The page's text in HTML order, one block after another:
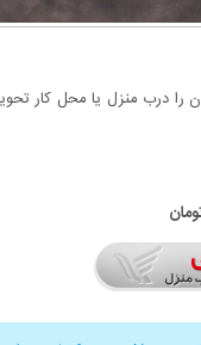
درب منزل یا محل کار